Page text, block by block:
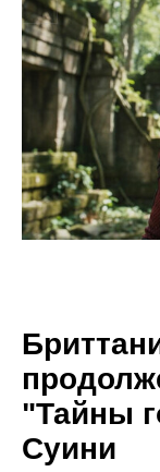
"Тайны
Суини